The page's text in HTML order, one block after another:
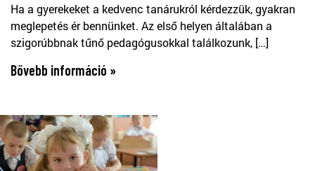
Ha a gyerekeket a kedvenc tanárukról kérdezzük, gyakran
meglepetés ér bennünket. Az első helyen általában a
szigorúbbnak tűnő pedagógusokkal találkozunk, […]
Bővebb információ »